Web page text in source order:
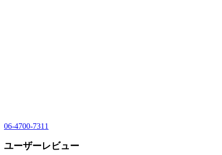
06-4700-7311
ユーザーレビュー